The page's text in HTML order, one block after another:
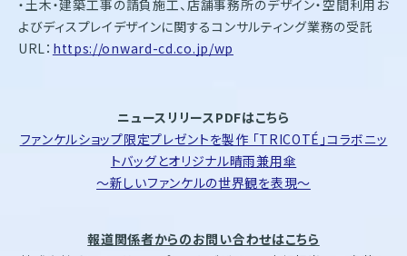
・土木・建築工事の請負施工、店舗事務所のデザイン・空間利用お
よびディスプレイデザインに関するコンサルティング業務の受託
URL： https://onward-cd.co.jp/wp
ニュースリリースPDFはこちら
ファンケルショップ限定プレゼントを製作 「TRICOTÉ」コラボニッ
トバッグとオリジナル晴雨兼用傘
～新しいファンケルの世界観を表現～
報道関係者からのお問い合わせはこちら